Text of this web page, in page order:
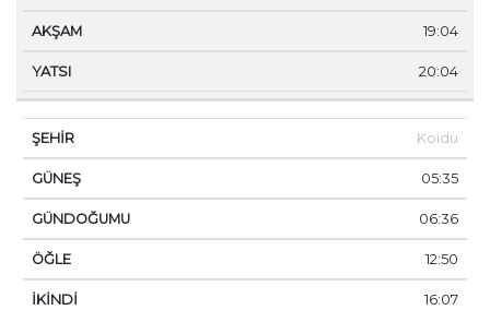
19:04
20:04
Koidu
05:35
06:36
12:50
16:07